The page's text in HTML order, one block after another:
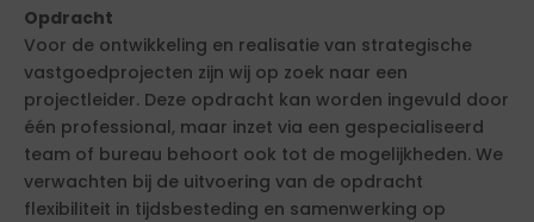
Opdracht
Voor de ontwikkeling en realisatie van strategische
vastgoedprojecten zijn wij op zoek naar een
projectleider. Deze opdracht kan worden ingevuld door
één professional, maar inzet via een gespecialiseerd
team of bureau behoort ook tot de mogelijkheden. We
verwachten bij de uitvoering van de opdracht
flexibiliteit in tijdsbesteding en samenwerking op